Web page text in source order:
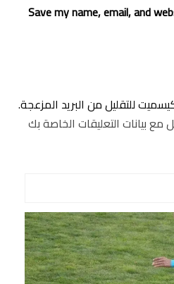
Save my name, email, and
للتقليل من البريد المزعجة.
بيانات التعليقات الخاصة بك